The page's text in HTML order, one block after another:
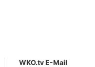
WKO.tv E-Mail